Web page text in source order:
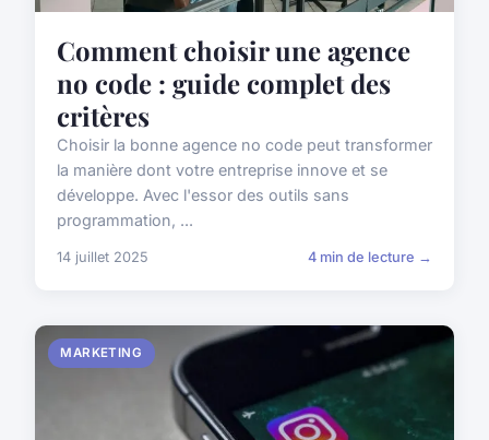
Comment choisir une agence
no code : guide complet des
critères
Choisir la bonne agence no code peut transformer
la manière dont votre entreprise innove et se
développe. Avec l'essor des outils sans
programmation, ...
14 juillet 2025 4 min de lecture →
MARKETING